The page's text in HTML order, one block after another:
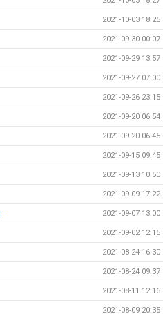
2021-10-03 18:25
2021-09-30 00:07
2021-09-29 13:57
2021-09-27 07:00
2021-09-26 23:15
2021-09-20 06:54
2021-09-20 06:45
2021-09-15 09:45
2021-09-13 10:50
2021-09-09 17:22
2021-09-07 13:00
2021-09-02 12:15
2021-08-24 16:30
2021-08-24 09:37
2021-08-11 12:16
2021-08-09 20:35